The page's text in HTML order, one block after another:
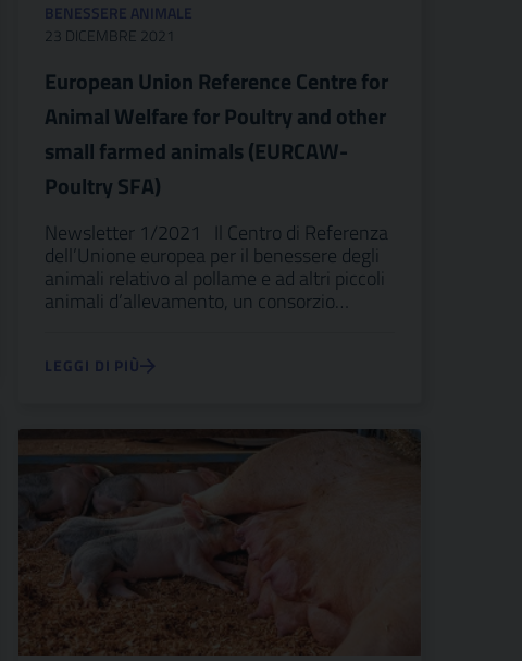
BENESSERE ANIMALE
23 DICEMBRE 2021
European Union Reference Centre for
Animal Welfare for Poultry and other
small farmed animals (EURCAW-
Poultry SFA)
Newsletter 1/2021 Il Centro di Referenza
dell’Unione europea per il benessere degli
animali relativo al pollame e ad altri piccoli
animali d’allevamento, un consorzio…
LEGGI DI PIÙ